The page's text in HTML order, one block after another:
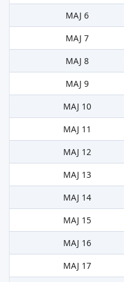
MAJ 6
MAJ 7
MAJ 8
MAJ 9
MAJ 10
MAJ 11
MAJ 12
MAJ 13
MAJ 14
MAJ 15
MAJ 16
MAJ 17